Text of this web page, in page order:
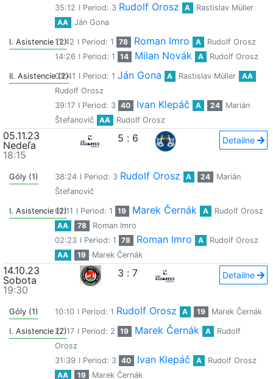
35:12 I Period: 3 Rudolf Orosz A
Rastislav Müller
AA
Ján Gona
I. Asistencie (2)
11:42 I Period: 1 78 Roman Imro A
Rudolf Orosz
14:26 I Period: 1 14 Milan Novák A Rudolf Orosz
II. Asistencie (2)
03:41 I Period: 1 Ján Gona A Rastislav Müller
AA
Rudolf Orosz
39:17 I Period: 3 40 Ivan Klepáč A 24
Marián
Štefanovič
AA Rudolf Orosz
05.11.23
Nedeľa
18:15
5 : 6 Detailne
Góly (1) 38:24 I Period: 3 Rudolf Orosz A 24
Marián
Štefanovič
I. Asistencie (2)
01:11 I Period: 1 19 Marek Černák A
Rudolf Orosz
AA
78
Roman Imro
02:23 I Period: 1 78 Roman Imro A
Rudolf Orosz
AA
19 Marek Černák
14.10.23
Sobota
19:30
3 : 7 Detailne
Góly (1) 10:10 I Period: 1 Rudolf Orosz A 19 Marek Černák
I. Asistencie (2)
27:17 I Period: 2 19 Marek Černák A
Rudolf
Orosz
31:39 I Period: 3 40 Ivan Klepáč A
Rudolf Orosz
AA
19 Marek Černák